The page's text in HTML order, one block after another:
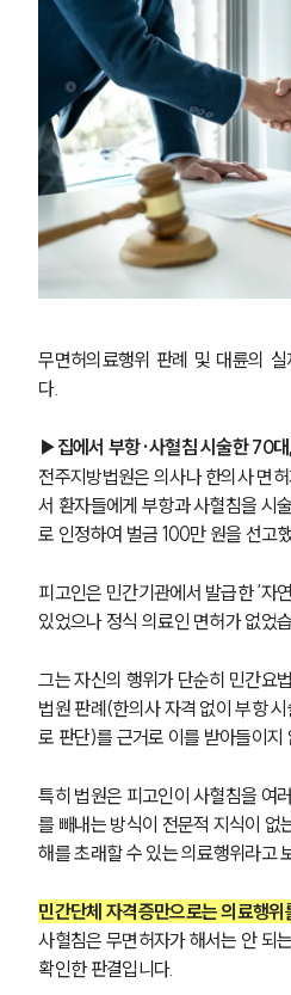
무면허의료행위 판례 및 대륜의
다.
▶집에서 부항·사혈침 시술한 70
전주지방법원은 의사나 한의사 면
서 환자들에게 부항과 사혈침을 시
로 인정하여 벌금 100만 원을 선고
피고인은 민간기관에서 발급한 ‘자
있었으나 정식 의료인 면허가 없었
그는 자신의 행위가 단순히 민간요
법원 판례(한의사 자격 없이 부항
로 판단)를 근거로 이를 받아들이지
특히 법원은 피고인이 사혈침을 여
를 빼내는 방식이 전문적 지식이 없
해를 초래할 수 있는 의료행위라고
민간단체 자격증만으로는 의료행
사혈침은 무면허자가 해서는 안 되
확인한 판결입니다.